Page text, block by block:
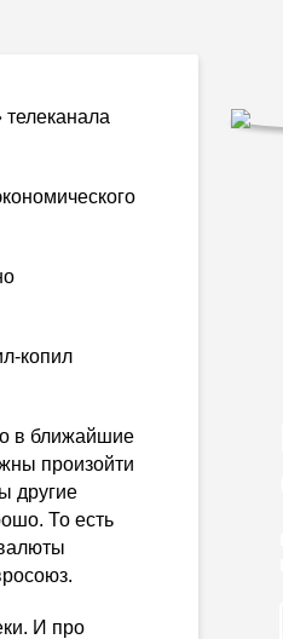
копил
в ближайшие
произойти
другие
То есть
И про